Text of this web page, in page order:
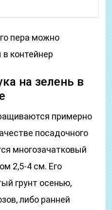
пера можно
контейнер
на зелень в
примерно
посадочного
многозачатковый
2,5-4 см. Его
грунт осенью,
либо ранней